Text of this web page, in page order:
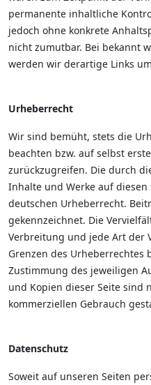
permanente inhaltliche
jedoch ohne konkrete
nicht zumutbar. Bei bekannt
werden wir derartige Links
Urheberrecht
Wir sind bemüht, stets die
beachten bzw. auf selbst
zurückzugreifen. Die durch
Inhalte und Werke auf
deutschen Urheberrecht.
gekennzeichnet. Die
Verbreitung und jede Art der
Grenzen des
Zustimmung des jeweiligen
und Kopien dieser Seite
kommerziellen Gebrauch
Datenschutz
Soweit auf unseren Seiten